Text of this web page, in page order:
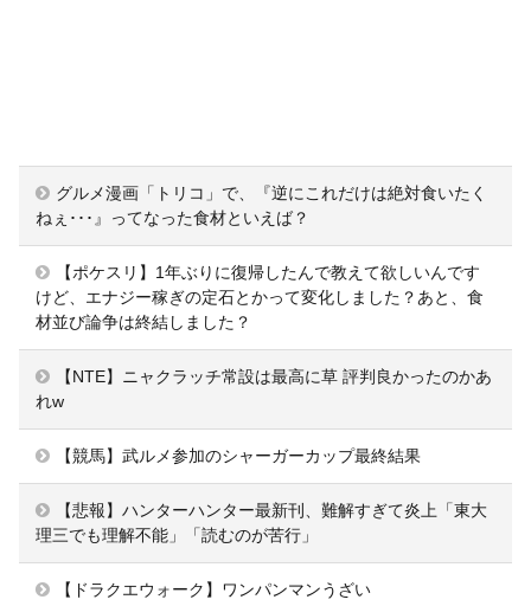
グルメ漫画「トリコ」で、『逆にこれだけは絶対食いたく
ねぇ･･･』ってなった食材といえば？
【ポケスリ】1年ぶりに復帰したんで教えて欲しいんです
けど、エナジー稼ぎの定石とかって変化しました？あと、食
材並び論争は終結しました？
【NTE】ニャクラッチ常設は最高に草 評判良かったのかあ
れw
【競馬】武ルメ参加のシャーガーカップ最終結果
【悲報】ハンターハンター最新刊、難解すぎて炎上「東大
理三でも理解不能」「読むのが苦行」
【ドラクエウォーク】ワンパンマンうざい